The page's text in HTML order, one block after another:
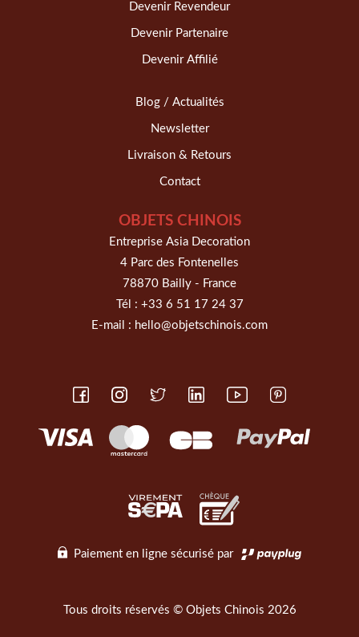
Devenir Revendeur
Devenir Partenaire
Devenir Affilié
Blog / Actualités
Newsletter
Livraison & Retours
Contact
OBJETS CHINOIS
Entreprise Asia Decoration
4 Parc des Fontenelles
78870 Bailly - France
Tél : +33 6 51 17 24 37
E-mail : hello@objetschinois.com
Paiement en ligne sécurisé par
Tous droits réservés © Objets Chinois 2026